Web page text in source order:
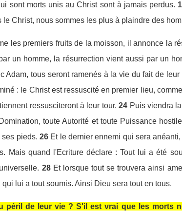
sont morts unis au Christ sont à jamais perdus.
Christ, nous sommes les plus à plaindre des
les premiers fruits de la moisson, il annonce la
un homme, la résurrection vient aussi par un
tous seront ramenés à la vie du fait de
: le Christ est ressuscité en premier lieu,
ressusciteront à leur tour. 24 Puis viendra
toute Autorité et toute Puissance
ses pieds. 26 Et le dernier ennemi qui sera
Mais quand l'Ecriture déclare : Tout lui a été
28 Et lorsque tout se trouvera ainsi
lui a tout soumis. Ainsi Dieu sera tout en tous.
péril de leur vie ? S'il est vrai que les morts